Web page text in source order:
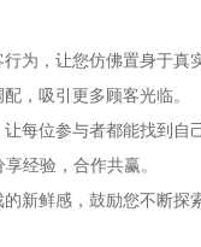
，让您仿佛置身于真
，吸引更多顾客光临。
位参与者都能找到自己
经验，合作共赢。
鲜感，鼓励您不断探索